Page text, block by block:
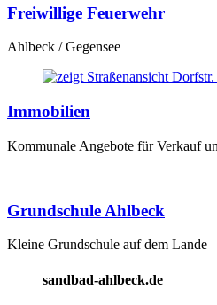
Freiwillige Feuerwehr
Ahlbeck / Gegensee
Immobilien
Kommunale Angebote für Verkauf
Grundschule Ahlbeck
Kleine Grundschule auf dem Lande
sandbad-ahlbeck.de